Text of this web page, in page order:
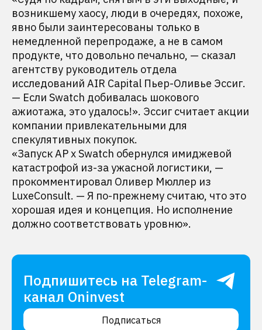
возникшему хаосу, люди в очередях, похоже,
явно были заинтересованы только в
немедленной перепродаже, а не в самом
продукте, что довольно печально, — сказал
агентству руководитель отдела
исследований AIR Capital Пьер-Оливье Эссиг.
— Если Swatch добивалась шокового
ажиотажа, это удалось!». Эссиг считает акции
компании привлекательными для
спекулятивных покупок.
«Запуск AP x Swatch обернулся имиджевой
катастрофой из-за ужасной логистики, —
прокомментировал Оливер Мюллер из
LuxeConsult. — Я по-прежнему считаю, что это
хорошая идея и концепция. Но исполнение
должно соответствовать уровню».
Подпишитесь на Telegram-
канал Oninvest
Подписаться